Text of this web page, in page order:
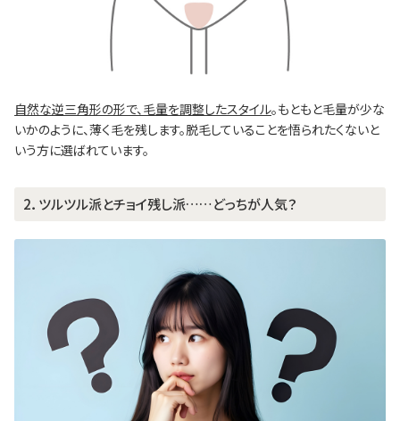
自然な逆三角形の形で、毛量を調整したスタイル。もともと毛量が少な
いかのように、薄く毛を残します。脱毛していることを悟られたくないと
いう方に選ばれています。
2．ツルツル派とチョイ残し派……どっちが人気？